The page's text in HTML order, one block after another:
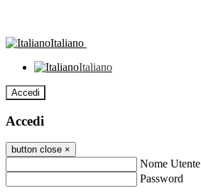
Italiano
Italiano
Accedi
Accedi
button close ×
Nome Utente
Password